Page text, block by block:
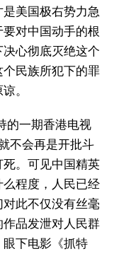
美国极右势力急
对中国动手的根
心彻底灭绝这个
民族所犯下的罪
。
的一期香港电视
不会再是开批斗
。可见中国精英
程度，人民已经
此不仅没有丝毫
品发泄对人民群
下电影《抓特